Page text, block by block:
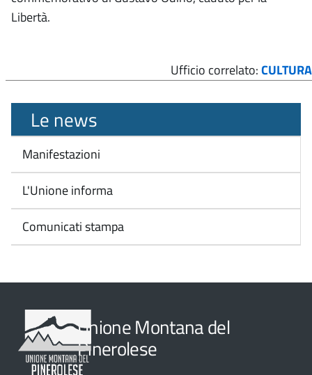
Libertà.
Ufficio correlato:CULTURA
Le news
Manifestazioni
L'Unione informa
Comunicati stampa
Unione Montana del
Pinerolese